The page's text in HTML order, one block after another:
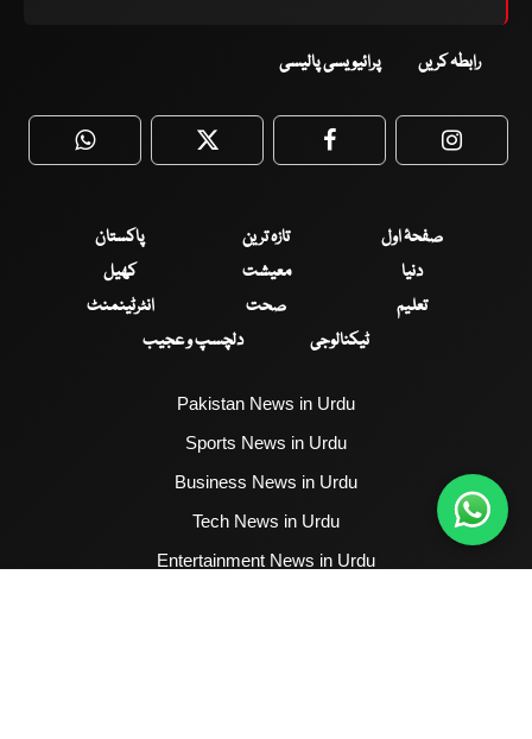
رابطہ کریں پرائیویسی پالیسی
WhatsApp Twitter Facebook
صفحۂ اول تازہ ترین
پاکستان
دنیا
معیشت
کھیل
تعلیم
صحت
انٹرٹینمنٹ
ٹیکنالوجی
دلچسپ و عجیب
Pakistan News in Urdu
Sports News in Urdu
Business News in Urdu
Tech News in Urdu
Entertainment News in Urdu